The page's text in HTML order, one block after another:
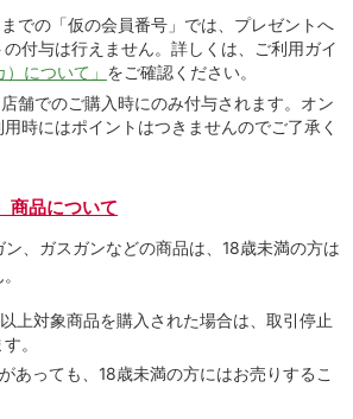
での「仮の会員番号」では、プレゼントへ
付与は⾏えません。詳しくは、ご利⽤ガイ
について」 をご確認ください。
舗でのご購⼊時にのみ付与されます。オン
時にはポイントはつきませんのでご了承く
商品について
、ガスガンなどの商品は、18歳未満の方は
上対象商品を購入された場合は、取引停止
。
あっても、18歳未満の方にはお売りするこ